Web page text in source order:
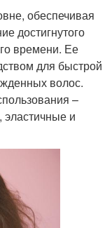
обеспечивая
достигнутого
времени. Ее
для быстрой
волос.
–
эластичные и